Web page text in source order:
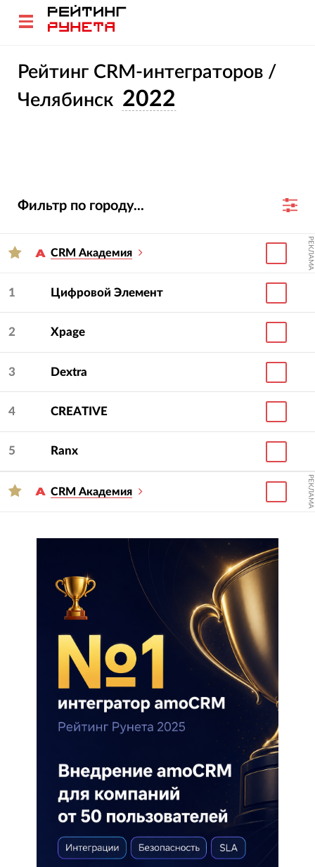
Рейтинг CRM-интеграторов /
Челябинск 2022
Фильтр по городу...
CRM Академия РЕКЛАМА
1 Цифровой Элемент
2 Xpage
3 Dextra
4 CREATIVE
5 Ranx
CRM Академия РЕКЛАМА